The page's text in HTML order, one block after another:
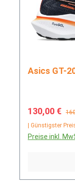
Asics
130,00 €
| Günstigster
Preise inkl.